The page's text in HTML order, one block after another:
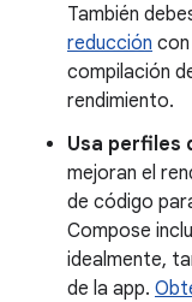
También
reducción
compilación
rendimiento.
Usa perfiles
mejoran el
de código
Compose
idealmente,
de la app.